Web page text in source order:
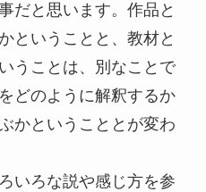
だと思います。作品と
ということと、教材と
うことは、別なことで
どのように解釈するか
かということとが変わ
いろな説や感じ方を参